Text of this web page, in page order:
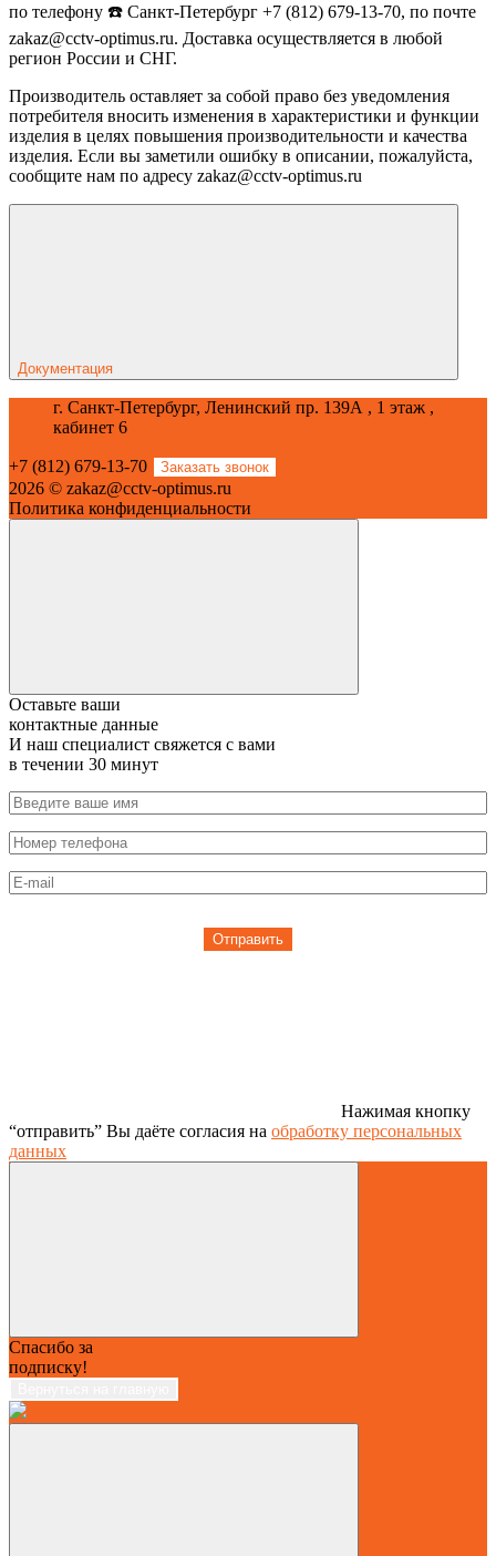
по телефону ☎️ Санкт-Петербург +7 (812) 679-13-70, по почте
zakaz@cctv-optimus.ru. Доставка осуществляется в любой
регион России и СНГ.
Производитель оставляет за собой право без уведомления
потребителя вносить изменения в характеристики и функции
изделия в целях повышения производительности и качества
изделия. Если вы заметили ошибку в описании, пожалуйста,
сообщите нам по адресу zakaz@cctv-optimus.ru
Документация
г. Санкт-Петербург, Ленинский пр. 139А , 1 этаж ,
кабинет 6
+7 (812) 679-13-70 Заказать звонок
2026 © zakaz@cctv-optimus.ru
Политика конфиденциальности
Оставьте ваши
контактные данные
И наш специалист свяжется с вами
в течении 30 минут
Отправить
Нажимая кнопку
“отправить” Вы даёте согласия на обработку персональных
данных
Спасибо за
подписку!